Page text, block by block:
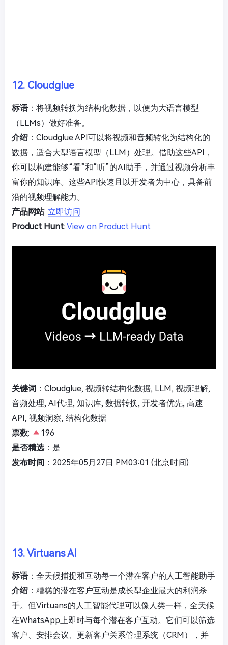
12. Cloudglue
标语：将视频转换为结构化数据，以便为大语言模型
（LLMs）做好准备。
介绍 ：Cloudglue API可以将视频和音频转化为结构化的
数据，适合大型语言模型（LLM）处理。借助这些API，
你可以构建能够“看”和“听”的AI助手，并通过视频分析丰
富你的知识库。这些API快速且以开发者为中心，具备前
沿的视频理解能力。
产品网站: 立即访问
Product Hunt: View on Product Hunt
关键词 ：Cloudglue, 视频转结构化数据, LLM, 视频理解,
音频处理, AI代理, 知识库, 数据转换, 开发者优先, 高速
API, 视频洞察, 结构化数据
票数:
196
是否精选：是
发布时间 ：2025年05月27日 PM03:01 (北京时间)
13. Virtuans AI
标语：全天候捕捉和互动每一个潜在客户的人工智能助手
介绍 ：糟糕的潜在客户互动是成长型企业最大的利润杀
手。但Virtuans的人工智能代理可以像人类一样，全天候
在WhatsApp上即时与每个潜在客户互动。它们可以筛选
客户、安排会议、更新客户关系管理系统（CRM），并